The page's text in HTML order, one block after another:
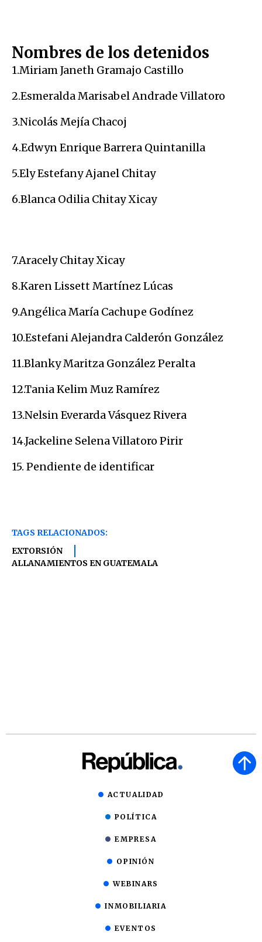
Nombres de los detenidos
1.Miriam Janeth Gramajo Castillo
2.Esmeralda Marisabel Andrade Villatoro
3.Nicolás Mejía Chacoj
4.Edwyn Enrique Barrera Quintanilla
5.Ely Estefany Ajanel Chitay
6.Blanca Odilia Chitay Xicay
7.Aracely Chitay Xicay
8.Karen Lissett Martínez Lúcas
9.Angélica María Cachupe Godínez
10.Estefani Alejandra Calderón González
11.Blanky Maritza González Peralta
12.Tania Kelim Muz Ramírez
13.Nelsin Everarda Vásquez Rivera
14.Jackeline Selena Villatoro Pirir
15. Pendiente de identificar
TAGS RELACIONADOS:
EXTORSIÓN
ALLANAMIENTOS EN GUATEMALA
ACTUALIDAD
POLÍTICA
EMPRESA
OPINIÓN
WEBINARS
INMOBILIARIA
EVENTOS